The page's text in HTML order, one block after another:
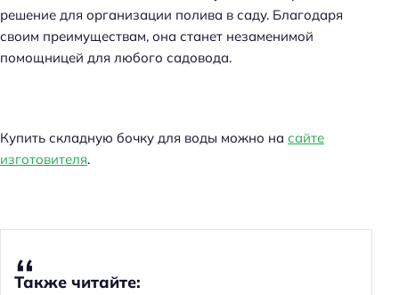
решение для организации полива в саду. Благодаря
своим преимуществам, она станет незаменимой
помощницей для любого садовода.
Купить складную бочку для воды можно на сайте
изготовителя.
Также читайте: